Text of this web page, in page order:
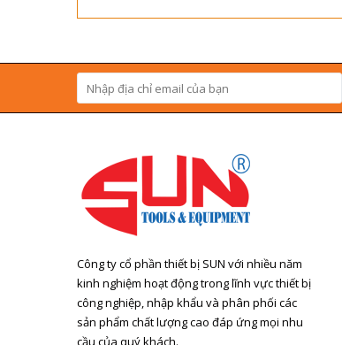
Công ty cổ phần thiết bị SUN với nhiều năm
kinh nghiệm hoạt động trong lĩnh vực thiết bị
công nghiệp, nhập khẩu và phân phối các
sản phẩm chất lượng cao đáp ứng mọi nhu
cầu của quý khách.